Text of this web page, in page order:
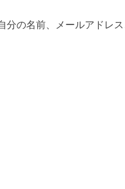
分の名前、メールアドレ